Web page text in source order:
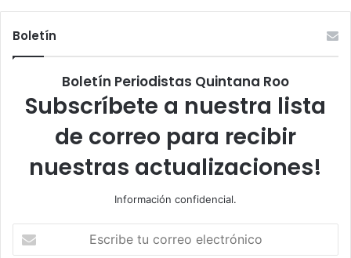
Boletín
Boletín Periodistas Quintana Roo
Subscríbete a nuestra lista
de correo para recibir
nuestras actualizaciones!
Información confidencial.